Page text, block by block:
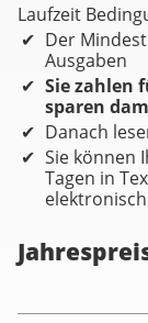
Laufzeit
Der
Ausgaben
Sie zahlen
sparen
Danach
Sie können
Tagen in